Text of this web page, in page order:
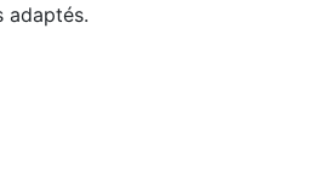
adaptés.